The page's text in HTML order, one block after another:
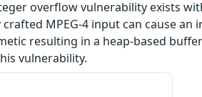
overflow vulnerability exists
crafted MPEG-4 input can cause
resulting in a heap-based
vulnerability.